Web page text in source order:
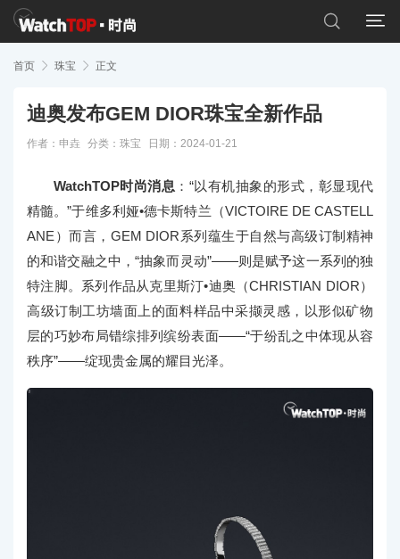


首页  珠宝  正文
迪奥发布GEM DIOR珠宝全新作品
作者：申垚 分类： 珠宝 日期：2024-01-21
WatchTOP时尚消息 ：“以有机抽象的形式，彰显现代
精髓。”于维多利娅•德卡斯特兰（VICTOIRE DE CASTELL
ANE）而言，GEM DIOR系列蕴生于自然与高级订制精神
的和谐交融之中，“抽象而灵动”——则是赋予这一系列的独
特注脚。系列作品从克里斯汀•迪奥（CHRISTIAN DIOR）
高级订制工坊墙面上的面料样品中采撷灵感，以形似矿物
层的巧妙布局错综排列缤纷表面——“于纷乱之中体现从容
秩序”——绽现贵金属的耀目光泽。